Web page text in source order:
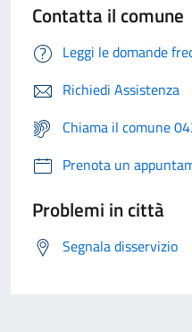
Contatta il comune
Leggi le domande
Richiedi Assistenza
Chiama il comune
Prenota un
Problemi in città
Segnala disservizio